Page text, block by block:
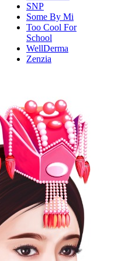
SNP
Some By Mi
Too Cool For
School
WellDerma
Zenzia